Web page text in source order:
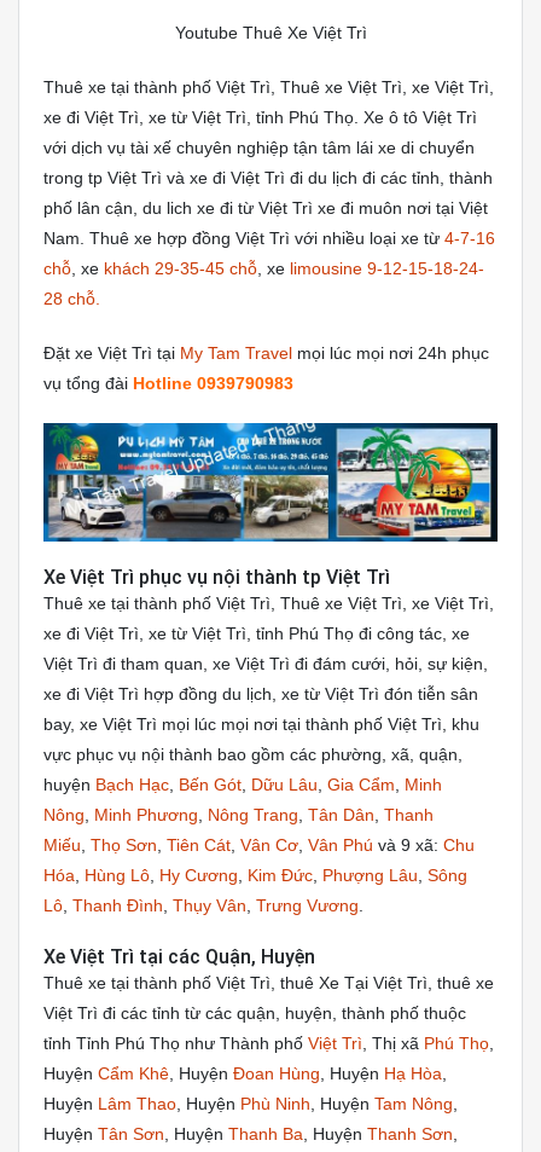
Youtube Thuê Xe Việt Trì
Thuê xe tại thành phố Việt Trì, Thuê xe Việt Trì, xe Việt Trì,
xe đi Việt Trì, xe từ Việt Trì, tỉnh Phú Thọ. Xe ô tô Việt Trì
với dịch vụ tài xế chuyên nghiệp tận tâm lái xe di chuyển
trong tp Việt Trì và xe đi Việt Trì đi du lịch đi các tỉnh, thành
phố lân cận, du lich xe đi từ Việt Trì xe đi muôn nơi tại Việt
Nam. Thuê xe hợp đồng Việt Trì với nhiều loại xe từ 4-7-16
chỗ , xe khách 29-35-45 chỗ , xe limousine 9-12-15-18-24-
28 chỗ.
Đặt xe Việt Trì tại My Tam Travel mọi lúc mọi nơi 24h phục
vụ tổng đài Hotline 0939790983
Xe Việt Trì phục vụ nội thành tp Việt Trì
Thuê xe tại thành phố Việt Trì, Thuê xe Việt Trì, xe Việt Trì,
xe đi Việt Trì, xe từ Việt Trì, tỉnh Phú Thọ đi công tác, xe
Việt Trì đi tham quan, xe Việt Trì đi đám cưới, hỏi, sự kiện,
xe đi Việt Trì hợp đồng du lịch, xe từ Việt Trì đón tiễn sân
bay, xe Việt Trì mọi lúc mọi nơi tại thành phố Việt Trì, khu
vực phục vụ nội thành bao gồm các phường, xã, quận,
huyện Bạch Hạc, Bến Gót, Dữu Lâu, Gia Cẩm, Minh
Nông, Minh Phương, Nông Trang, Tân Dân, Thanh
Miếu, Thọ Sơn, Tiên Cát, Vân Cơ, Vân Phú và 9 xã: Chu
Hóa, Hùng Lô, Hy Cương, Kim Đức, Phượng Lâu, Sông
Lô, Thanh Đình, Thụy Vân, Trưng Vương.
Xe Việt Trì tại các Quận, Huyện
Thuê xe tại thành phố Việt Trì, thuê Xe Tại Việt Trì, thuê xe
Việt Trì đi các tỉnh từ các quận, huyện, thành phố thuộc
tỉnh Tỉnh Phú Thọ như Thành phố Việt Trì, Thị xã Phú Thọ,
Huyện Cẩm Khê, Huyện Đoan Hùng, Huyện Hạ Hòa,
Huyện Lâm Thao, Huyện Phù Ninh, Huyện Tam Nông,
Huyện Tân Sơn, Huyện Thanh Ba, Huyện Thanh Sơn,